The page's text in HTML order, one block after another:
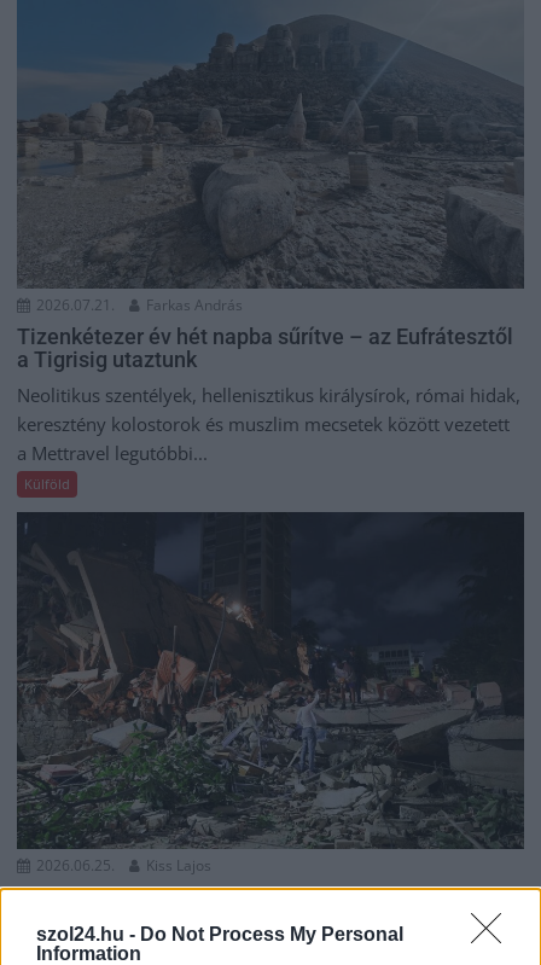
szol24.hu - Do Not Process My Personal
Information
2026.07.21. Farkas András
Tizenkétezer év hét napba sűrítve – az Eufrátesztől
a Tigrisig utaztunk
Neolitikus szentélyek, hellenisztikus királysírok, római hidak,
keresztény kolostorok és muszlim mecsetek között vezetett
a Mettravel legutóbbi...
Külföld
2026.06.25. Kiss Lajos
Két súlyos földrengés pusztított 40 másodperc
különbséggel Dél-Amerikában, százezer áldozat is
lehet (VIDEÓVAL)